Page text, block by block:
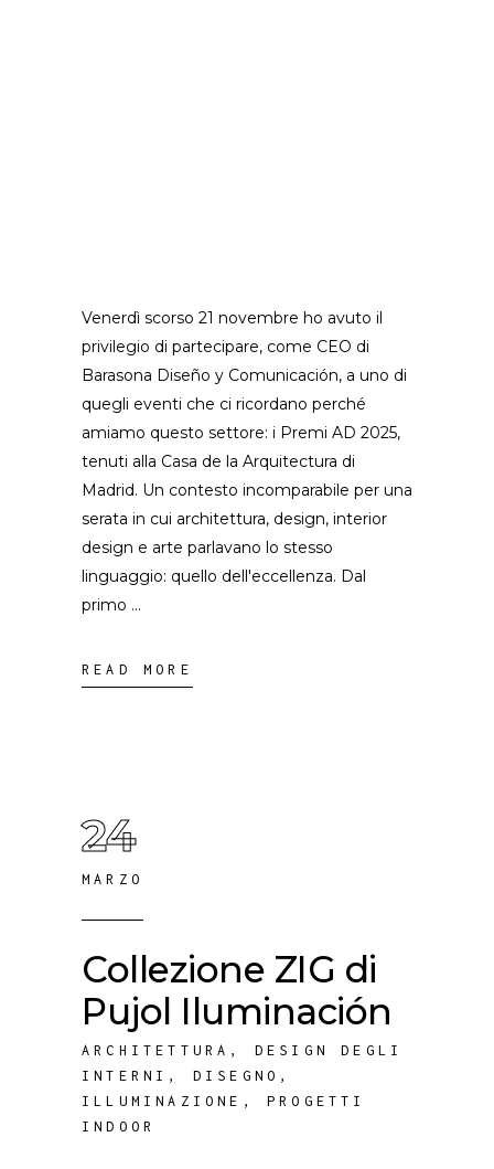
Venerdì scorso 21 novembre ho avuto il
privilegio di partecipare, come CEO di
Barasona Diseño y Comunicación, a uno di
quegli eventi che ci ricordano perché
amiamo questo settore: i Premi AD 2025,
tenuti alla Casa de la Arquitectura di
Madrid. Un contesto incomparabile per una
serata in cui architettura, design, interior
design e arte parlavano lo stesso
linguaggio: quello dell'eccellenza. Dal
primo
READ MORE
24
MARZO
Collezione ZIG di
Pujol Iluminación
ARCHITETTURA , DESIGN DEGLI
INTERNI , DISEGNO ,
ILLUMINAZIONE ,PROGETTI
INDOOR